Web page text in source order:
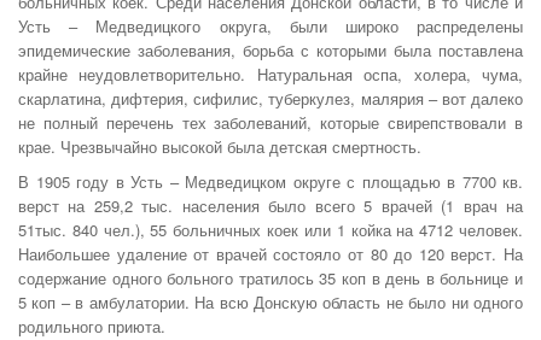
Усть – Медведицкого округа, были широко распределены
эпидемические заболевания, борьба с которыми была поставлена
крайне неудовлетворительно. Натуральная оспа, холера, чума,
скарлатина, дифтерия, сифилис, туберкулез, малярия – вот далеко
не полный перечень тех заболеваний, которые свирепствовали в
крае. Чрезвычайно высокой была детская смертность.
В 1905 году в Усть – Медведицком округе с площадью в 7700 кв.
верст на 259,2 тыс. населения было всего 5 врачей (1 врач на
51тыс. 840 чел.), 55 больничных коек или 1 койка на 4712 человек.
Наибольшее удаление от врачей состояло от 80 до 120 верст. На
содержание одного больного тратилось 35 коп в день в больнице и
5 коп – в амбулатории. На всю Донскую область не было ни одного
родильного приюта.